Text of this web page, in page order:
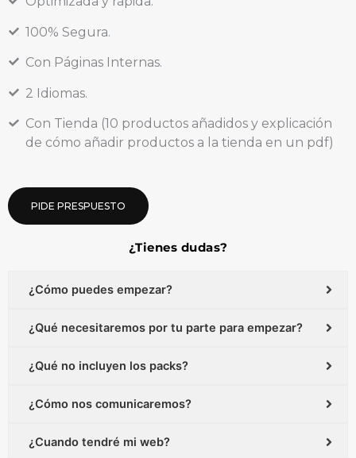
100% Segura.
Con Páginas Internas.
2 Idiomas.
Con Tienda (10 productos añadidos y explicación
de cómo añadir productos a la tienda en un pdf)
PIDE PRESPUESTO
¿Tienes dudas?
¿Cómo puedes empezar?
¿Qué necesitaremos por tu parte para empezar?
¿Qué no incluyen los packs?
¿Cómo nos comunicaremos?
¿Cuando tendré mi web?